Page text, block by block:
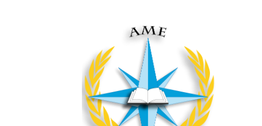
navigation
contenu